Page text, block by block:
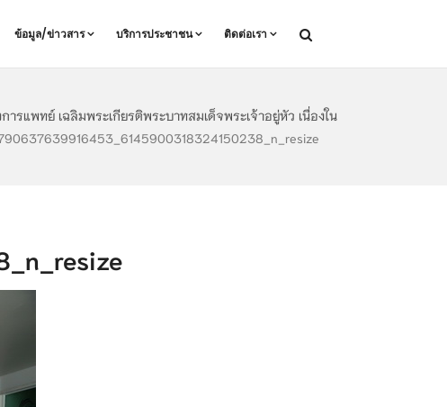
ข้อมูล/ข่าวสาร บริการประชาชน ติดต่อเรา
แพทย์ เฉลิมพระเกียรติพระบาทสมเด็จพระเจ้าอยู่หัว เนื่องใน